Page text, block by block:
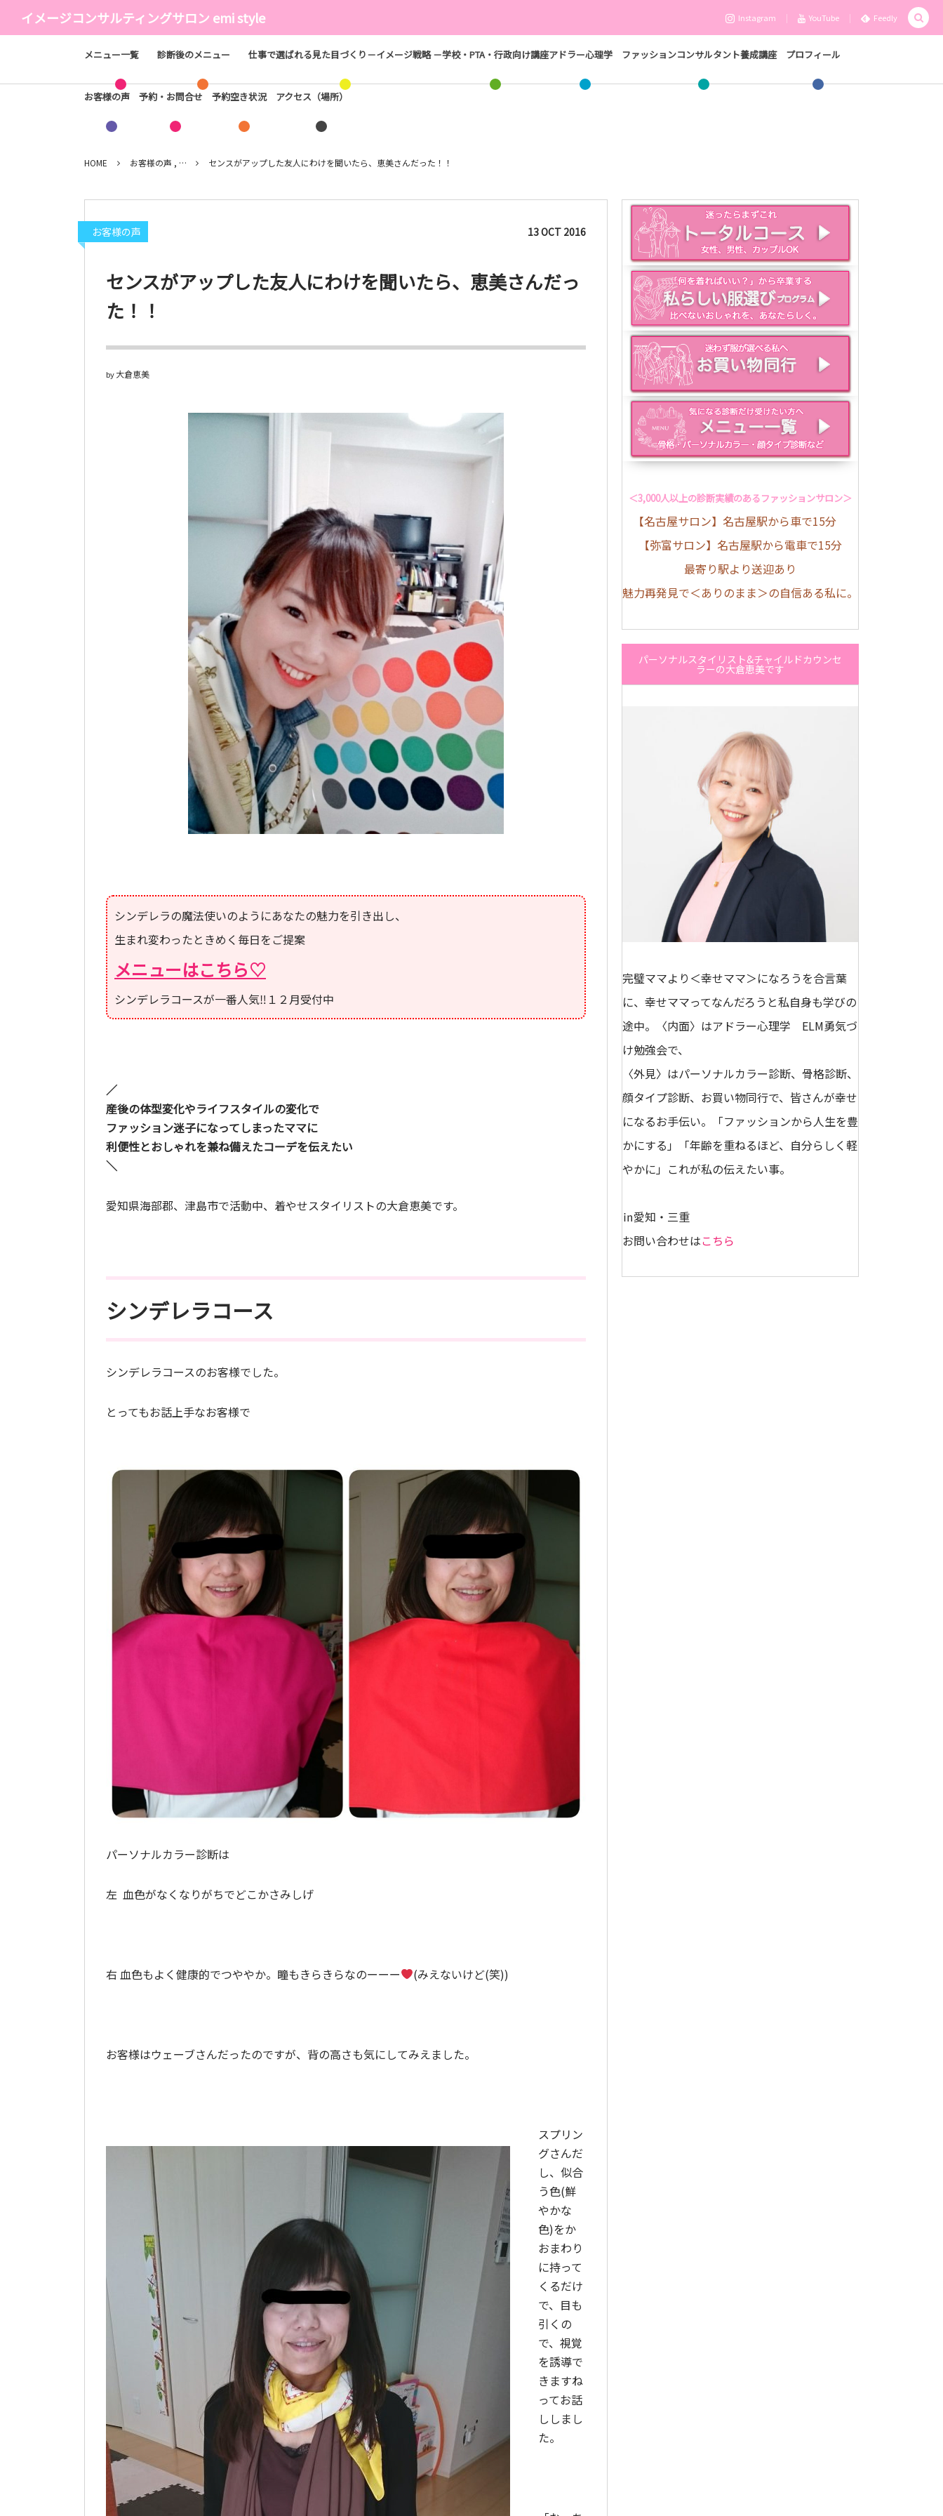
イメージコンサルティングサロン emi style Instagram YouTube Feedly
メニュー一覧 診断後のメニュー 仕事で選ばれる見た目づくり－イメージ戦略 －学校・PTA・行政向け講座アドラー心理学 ファッションコンサルタント養成講座 プロフィール
お客様の声 予約・お問合せ 予約空き状況 アクセス（場所）
HOME お客様の声 , … センスがアップした友人にわけを聞いたら、恵美さんだった！！
お客様の声 13OCT 2016
センスがアップした友人にわけを聞いたら、恵美さんだっ
た！！
by大倉恵美
シンデレラの魔法使いのようにあなたの魅力を引き出し、
生まれ変わったときめく毎日をご提案
メニューはこちら♡
シンデレラコースが一番人気‼１２月受付中
／
産後の体型変化やライフスタイルの変化で
ファッション迷子になってしまったママに
利便性とおしゃれを兼ね備えたコーデを伝えたい
＼
愛知県海部郡、津島市で活動中、着やせスタイリストの大倉恵美です。
シンデレラコース
シンデレラコースのお客様でした。
とってもお話上手なお客様で
パーソナルカラー診断は
左 血色がなくなりがちでどこかさみしげ
右 血色もよく健康的でつややか。瞳もきらきらなのーーー (みえないけど(笑))
お客様はウェーブさんだったのですが、背の高さも気にしてみえました。
スプリン
グさんだ
し、似合
う色(鮮
やかな
色)をか
おまわり
に持って
くるだけ
で、目も
引くの
で、視覚
を誘導で
きますね
ってお話
ししまし
た。
＜3,000人以上の診断実績のあるファッションサロン＞
【名古屋サロン】名古屋駅から車で15分
【弥富サロン】名古屋駅から電車で15分
最寄り駅より送迎あり
魅力再発見で＜ありのまま＞の自信ある私に。
パーソナルスタイリスト&チャイルドカウンセ
ラーの大倉恵美です
完璧ママより＜幸せママ＞になろうを合言葉
に、幸せママってなんだろうと私自身も学びの
途中。〈内面〉はアドラー心理学 ELM勇気づ
け勉強会で、
〈外見〉はパーソナルカラー診断、骨格診断、
顔タイプ診断、お買い物同行で、皆さんが幸せ
になるお手伝い。「ファッションから人生を豊
かにする」「年齢を重ねるほど、自分らしく軽
やかに」これが私の伝えたい事。
㏌愛知・三重
お問い合わせはこちら